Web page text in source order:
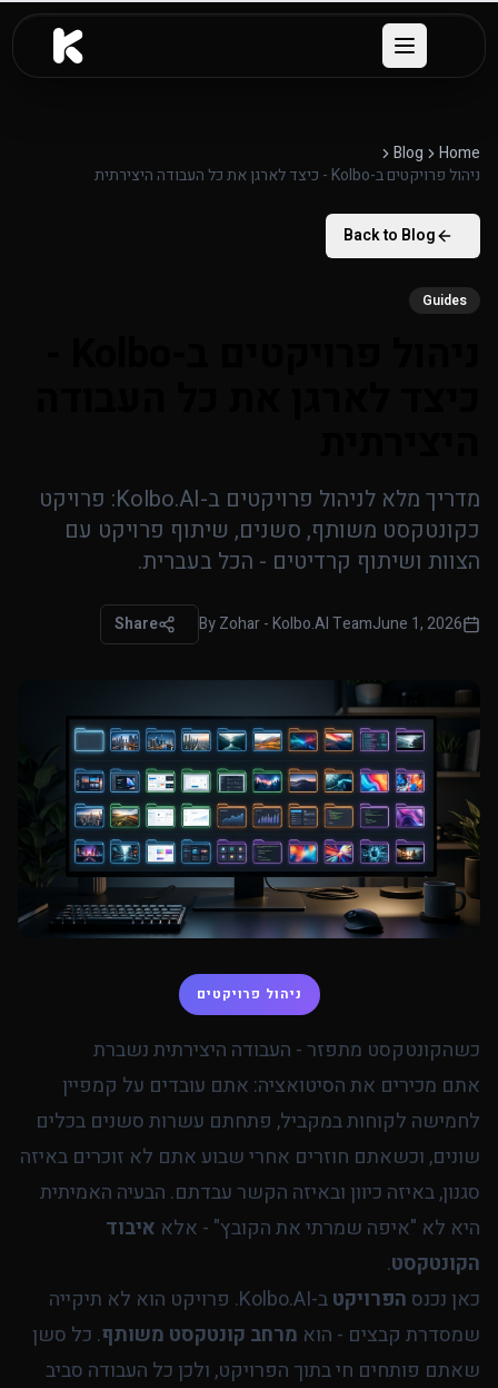
דלג לתוכן העיקרי
Open menu
Home
Blog
ניהול פרויקטים ב-Kolbo - כיצד לארגן את כל העבודה היצירתית
Back to Blog
Guides
מדריך מלא לניהול פרויקטים ב-Kolbo.AI: פרויקט
כקונטקסט משותף, סשנים, שיתוף פרויקט עם
הצוות ושיתוף קרדיטים - הכל בעברית.
June 1, 2026
ByZohar - Kolbo.AI Team
Share
ניהול פרויקטים
כשהקונטקסט מתפזר - העבודה היצירתית נשברת
אתם מכירים את הסיטואציה: אתם עובדים על קמפיין
לחמישה לקוחות במקביל, פתחתם עשרות סשנים בכלים
שונים, וכשאתם חוזרים אחרי שבוע אתם לא זוכרים באיזה
סגנון, באיזה כיוון ובאיזה הקשר עבדתם. הבעיה האמיתית
היא לא "איפה שמרתי את הקובץ" - אלא איבוד
הקונטקסט.
כאן נכנס הפרויקט
ב-Kolbo.AI. פרויקט הוא לא תיקייה
שמסדרת קבצים - הוא מרחב קונטקסט משותף. כל סשן
שאתם פותחים חי בתוך הפרויקט, ולכן כל העבודה סביב